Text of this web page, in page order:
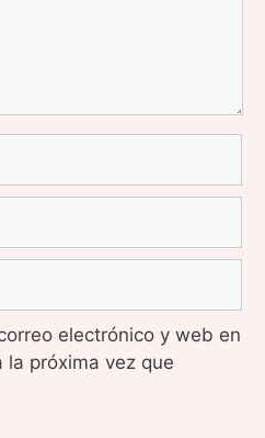
electrónico y web en
la próxima vez que